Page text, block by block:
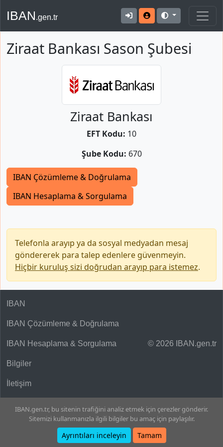
IBAN.gen.tr
Ziraat Bankası Sason Şubesi
Ziraat Bankası
EFT Kodu: 10
Şube Kodu: 670
IBAN Çözümleme & Doğrulama
IBAN Hesaplama & Sorgulama
Telefonla arayıp ya da sosyal medyadan mesaj
göndererek para talep edenlere güvenmeyin.
Hiçbir kuruluş sizi doğrudan arayıp para istemez.
© 2026 IBAN.gen.tr
IBAN
IBAN Çözümleme & Doğrulama
IBAN Hesaplama & Sorgulama
Bilgiler
İletişim
IBAN.gen.tr, bu sitenin trafiğini analiz etmek için çerezler gönderir.
Sitemizi kullanmanızla ilgili bilgiler bu amaç için paylaşılır.
Ayrıntıları inceleyin Tamam